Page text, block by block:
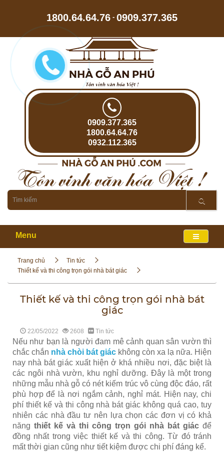
1800.64.64.76 - 0909.377.365
0909.377.365
1800.64.64.76
0932.112.365
Menu
Trang chủ
Tin tức
Thiết kế và thi công trọn gói nhà bát giác
Thiết kế và thi công trọn gói nhà bát
giác
22/05/2022 2608 Tin tức
Nếu như bạn là người đam mê cảnh quan sân vườn thì
chắc chắn nhà chòi bát giác không còn xa lạ nữa. Hiện
nay nhà bát giác xuất hiện ở khá nhiều nơi, đặc biệt là
các ngôi nhà vườn, khu nghỉ dưỡng. Đây là một trong
những mẫu nhà gỗ có nét kiếm trúc vô cùng độc đáo, rất
phù hợp để là nơi ngắm cảnh, nghỉ mát. Hiện nay, chi
phí thiết kế và thi công nhà bát giác không quá cao, tuy
nhiên các nhà đầu tư nên lựa chọn các đơn vị có khả
năng thiết kế và thi công trọn gói nhà bát giác để
đồng nhất trong việc thiết kế và thi công. Từ đó tránh
mất thời gian cũng như tiết kiệm được chi phí đáng kể.